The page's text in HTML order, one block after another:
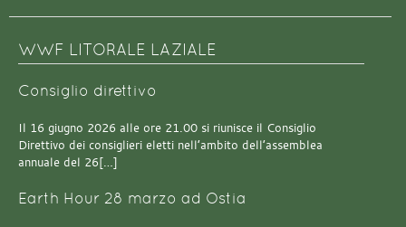
WWF LITORALE LAZIALE
Consiglio direttivo
Il 16 giugno 2026 alle ore 21.00 si riunisce il Consiglio
Direttivo dei consiglieri eletti nell’ambito dell’assemblea
annuale del 26[…]
Earth Hour 28 marzo ad Ostia